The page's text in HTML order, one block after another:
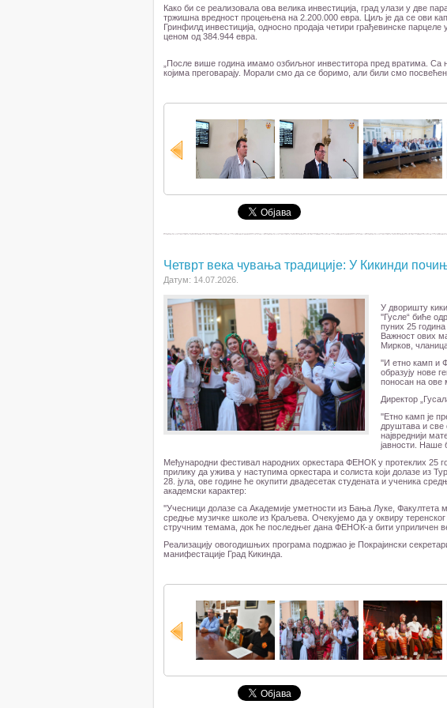
Како би се реализовала ова велика инвестиција, град улази у две
тржишна вредност процењена на 2.200.000 евра. Циљ је да се ови
Гринфилд инвестиција, односно продаја четири грађевинске
ценом од 384.944 евра.
„После више година имамо озбиљног инвеститора пред вратима.
којима преговарају. Морали смо да се боримо, али били смо
Четврт века чувања традиције: У Кикинди
Датум: 14.07.2026.
У дворишту
''Гусле“ биће
пуних 25
Важност ових
Мирков,
''И етно камп и
образују нове
поносан на ове
Директор
''Етно камп је
друштава и све
највреднији
јавности. Наше
Међународни фестивал народних оркестара ФЕНОК у протеклих 25
прилику да ужива у наступима оркестара и солиста који долазе из
28. јула, ове године ће окупити двадесетак студената и ученика
академски карактер:
''Учесници долазе са Академије уметности из Бања Луке, Факултета
средње музичке школе из Краљева. Очекујемо да у оквиру
стручним темама, док ће последњег дана ФЕНОК-а бити уприличен
Реализацију овогодишњих програма подржао је Покрајински
манифестације Град Кикинда.